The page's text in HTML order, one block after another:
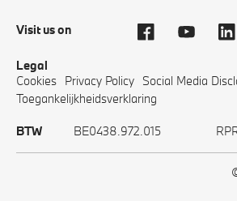
Visit us on
Legal
Cookies Privacy Policy Social Media
Toegankelijkheidsverklaring
BTW BE0438.972.015